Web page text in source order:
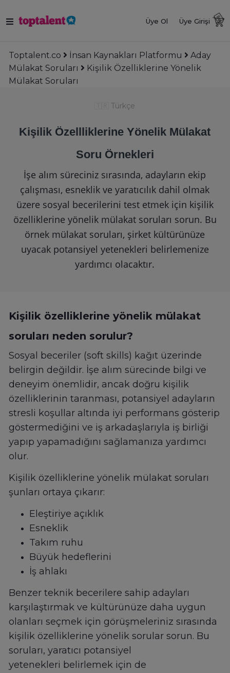
Üye Ol Üye Girişi
Toptalent.co İnsan Kaynakları Platformu
Aday
Mülakat Soruları
Kişilik Özelliklerine Yönelik
Mülakat Soruları
Türkçe
Kişilik Özellliklerine Yönelik Mülakat
Soru Örnekleri
İşe alım süreciniz sırasında, adayların ekip
çalışması, esneklik ve yaratıcılık dahil olmak
üzere sosyal becerilerini test etmek için kişilik
özelliklerine yönelik mülakat soruları sorun. Bu
örnek mülakat soruları, şirket kültürünüze
uyacak potansiyel yetenekleri belirlemenize
yardımcı olacaktır.
Kişilik özelliklerine yönelik mülakat
soruları neden sorulur?
Sosyal beceriler (soft skills) kağıt üzerinde
belirgin değildir. İşe alım sürecinde bilgi ve
deneyim önemlidir, ancak doğru kişilik
özelliklerinin taranması, potansiyel adayların
stresli koşullar altında iyi performans gösterip
göstermediğini ve iş arkadaşlarıyla iş birliği
yapıp yapamadığını sağlamanıza yardımcı
olur.
Kişilik özelliklerine yönelik mülakat soruları
şunları ortaya çıkarır:
Eleştiriye açıklık
Esneklik
Takım ruhu
Büyük hedeflerini
İş ahlakı
Benzer teknik becerilere sahip adayları
karşılaştırmak ve kültürünüze daha uygun
olanları seçmek için görüşmeleriniz sırasında
kişilik özelliklerine yönelik sorular sorun. Bu
soruları, yaratıcı potansiyel
yetenekleri belirlemek için de